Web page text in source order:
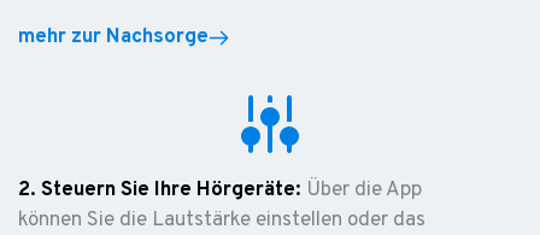
mehr zur Nachsorge
2. Steuern Sie Ihre Hörgeräte: Über die App
können Sie die Lautstärke einstellen oder das